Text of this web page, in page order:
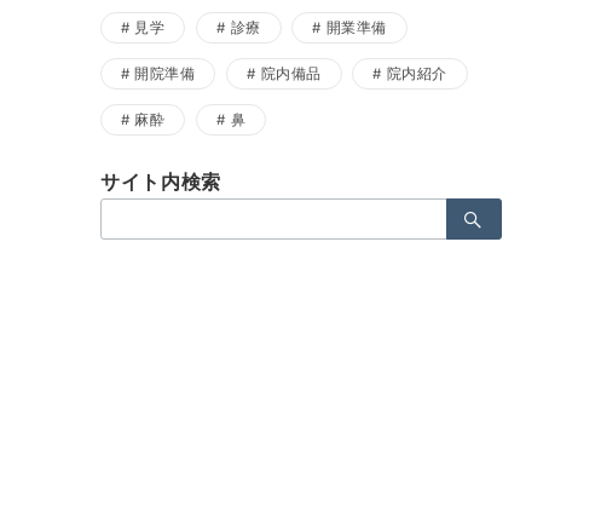
見学 診療 開業準備
開院準備 院内備品 院内紹介
麻酔 鼻
サイト内検索
索：